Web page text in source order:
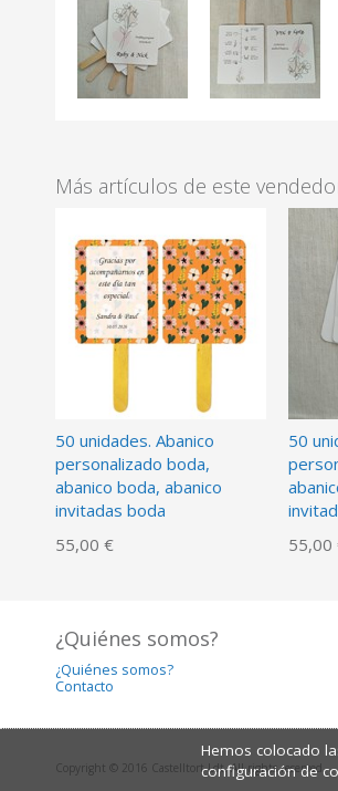
Más artículos de este
50 unidades. Abanico
personalizado boda,
abanico boda, abanico
invitadas boda
55,00 €
50
55,00
¿Quiénes somos?
¿Quiénes somos?
Contacto
Copyright © 2016 Castelltort Ldt. All rights reserved.
Hemos colocado
configuración de